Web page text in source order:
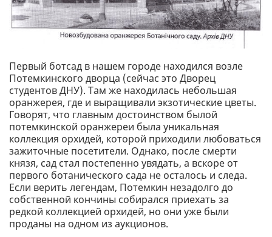
Первый ботсад в нашем городе находился возле
Потемкинского дворца (сейчас это Дворец
студентов ДНУ). Там же находилась небольшая
оранжерея, где и выращивали экзотические цветы.
Говорят, что главным достоинством былой
потемкинской оранжереи была уникальная
коллекция орхидей, которой приходили любоваться
зажиточные посетители. Однако, после смерти
князя, сад стал постепенно увядать, а вскоре от
первого ботанического сада не осталось и следа.
Если верить легендам, Потемкин незадолго до
собственной кончины собирался приехать за
редкой коллекцией орхидей, но они уже были
проданы на одном из аукционов.